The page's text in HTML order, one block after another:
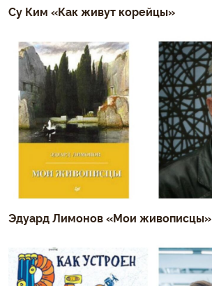
Су Ким «Как живут корейцы»
Эдуард Лимонов «Мои живописцы»